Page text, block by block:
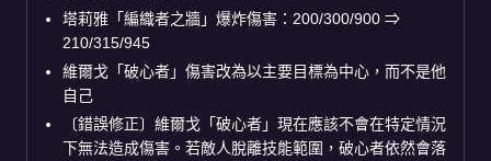
塔莉雅「編織者之牆」爆炸傷害：200/300/900 ⇒
210/315/945
維爾戈「破心者」傷害改為以主要目標為中心，而不是他
自己
〔錯誤修正〕維爾戈「破心者」現在應該不會在特定情況
下無法造成傷害。若敵人脫離技能範圍，破心者依然會落